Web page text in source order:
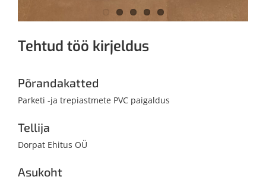
Tehtud töö kirjeldus
Põrandakatted
Parketi -ja trepiastmete PVC paigaldus
Tellija
Dorpat Ehitus OÜ
Asukoht